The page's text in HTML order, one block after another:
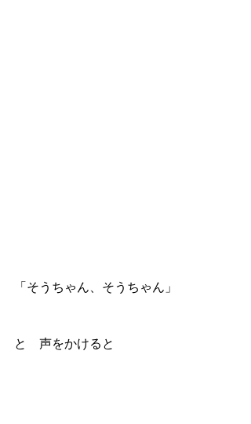
「そうちゃん、そうちゃん」
と　声をかけると